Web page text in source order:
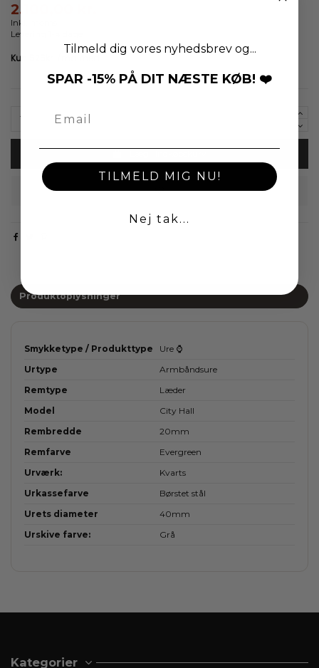
2.100,00 kr.
Inkl. moms
Levering 1-4 dage
Produktoplysninger
Smykketype / Produkttype
Ure ⌚
Urtype
Armbåndsure
Remtype
Læder
Model
City Hall
Rembredde
20mm
Remfarve
Evergreen
Urværk:
Kvarts
Urkassefarve
Børstet stål
Urets diameter
40mm
Urskive farve:
Grå
Kategorier
Tilmeld dig vores nyhedsbrev og...
SPAR -15% PÅ DIT NÆSTE KØB! ❤️
TILMELD MIG NU!
Nej tak...